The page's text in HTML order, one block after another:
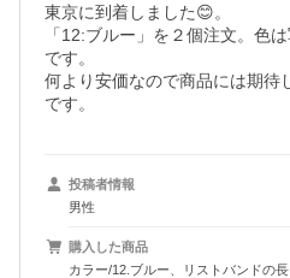
東京に到着しました😊。
「12:ブルー」を２個注文。色
です。
何より安価なので商品には期待
です。
投稿者情報
男性
購入した商品
カラー/12.ブルー、リストバンドの